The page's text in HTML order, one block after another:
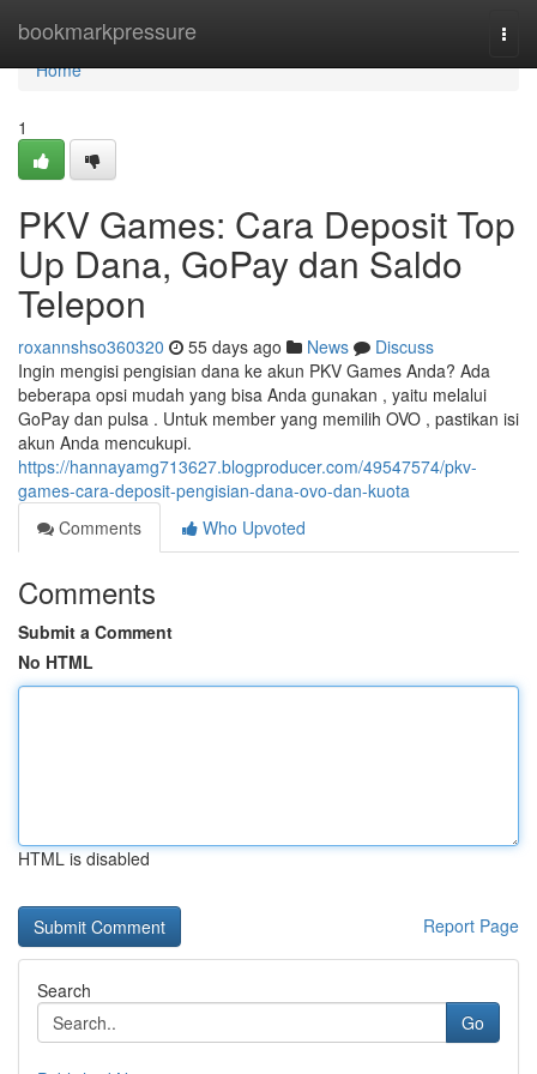
bookmarkpressure
Home
Home
1
PKV Games: Cara Deposit Top
Up Dana, GoPay dan Saldo
Telepon
roxannshso360320 55 days ago News
Discuss
Ingin mengisi pengisian dana ke akun PKV Games Anda? Ada
beberapa opsi mudah yang bisa Anda gunakan , yaitu melalui
GoPay dan pulsa . Untuk member yang memilih OVO , pastikan isi
akun Anda mencukupi.
https://hannayamg713627.blogproducer.com/49547574/pkv-
games-cara-deposit-pengisian-dana-ovo-dan-kuota
Comments
Who Upvoted
Comments
Submit a Comment
No HTML
HTML is disabled
Report Page
Search
Go